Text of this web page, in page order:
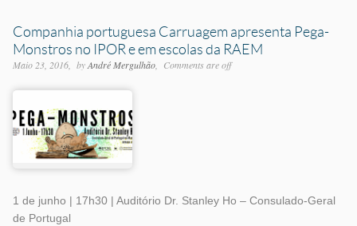
Companhia portuguesa Carruagem apresenta Pega-
Monstros no IPOR e em escolas da RAEM
Maio 23, 2016 byAndré Mergulhão Comments are off
1 de junho | 17h30 | Auditório Dr. Stanley Ho – Consulado-Geral
de Portugal